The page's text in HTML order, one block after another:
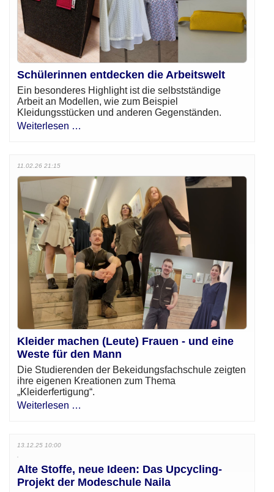
Schülerinnen entdecken die Arbeitswelt
Ein besonderes Highlight ist die selbstständige
Arbeit an Modellen, wie zum Beispiel
Kleidungsstücken und anderen Gegenständen.
Weiterlesen …
11.02.26 21:15
Kleider machen (Leute) Frauen - und eine
Weste für den Mann
Die Studierenden der Bekeidungsfachschule zeigten
ihre eigenen Kreationen zum Thema
„Kleiderfertigung“.
Weiterlesen …
13.12.25 10:00
Alte Stoffe, neue Ideen: Das Upcycling-
Projekt der Modeschule Naila